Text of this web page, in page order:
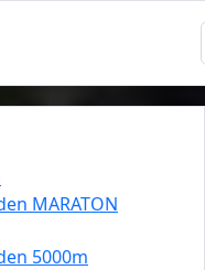
MARATON
5000m